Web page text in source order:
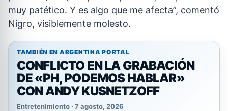
muy patético. Y es algo que me afecta”, comentó
Nigro, visiblemente molesto.
TAMBIÉN EN ARGENTINA PORTAL
CONFLICTO EN LA GRABACIÓN
DE «PH, PODEMOS HABLAR»
CON ANDY KUSNETZOFF
Entretenimiento · 7 agosto, 2026